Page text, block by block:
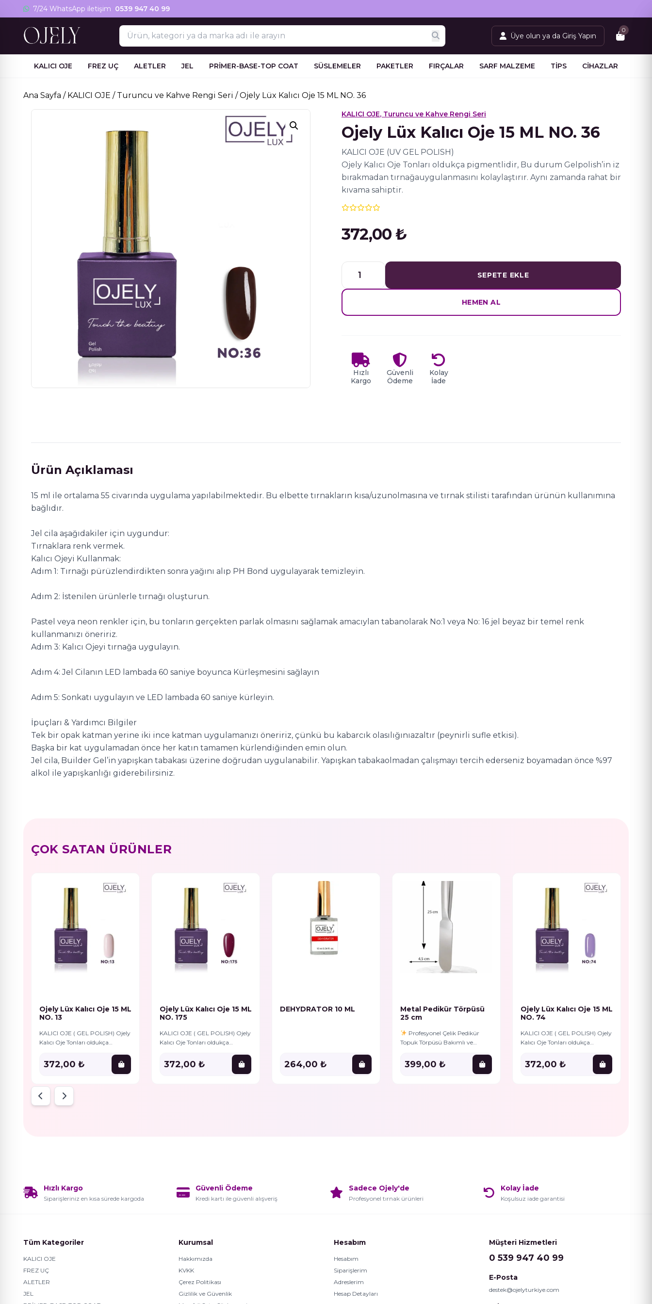
to
content
7/24 WhatsApp iletişim 0539 947 40 99
Üye olun ya da Giriş Yapın
0
KALICI OJE FREZ UÇ ALETLER JEL PRİMER-BASE-TOP COAT SÜSLEMELER PAKETLER FIRÇALAR SARF MALZEME TİPS CİHAZLAR
Ana Sayfa / KALICI OJE / Turuncu ve Kahve Rengi Seri / Ojely Lüx Kalıcı Oje 15 ML NO. 36
KALICI OJE, Turuncu ve Kahve Rengi Seri
Ojely Lüx Kalıcı Oje 15 ML NO. 36
KALICI OJE (UV GEL POLISH)
Ojely Kalıcı Oje Tonları oldukça pigmentlidir, Bu durum Gelpolish’in iz
bırakmadan tırnağauygulanmasını kolaylaştırır. Aynı zamanda rahat bir
kıvama sahiptir.
372,00 ₺
Ojely
Kalıcı
15
SEPETE EKLE
HEMEN AL
Hızlı
Kargo
Güvenli
Ödeme
Kolay
İade
Ürün Açıklaması
15 ml ile ortalama 55 civarında uygulama yapılabilmektedir. Bu elbette tırnakların kısa/uzunolmasına ve tırnak stilisti tarafından ürünün kullanımına
bağlıdır.
Jel cila aşağıdakiler için uygundur:
Tırnaklara renk vermek.
Kalıcı Ojeyi Kullanmak:
Adım 1: Tırnağı pürüzlendirdikten sonra yağını alıp PH Bond uygulayarak temizleyin.
Adım 2: İstenilen ürünlerle tırnağı oluşturun.
Pastel veya neon renkler için, bu tonların gerçekten parlak olmasını sağlamak amacıylan tabanolarak No:1 veya No: 16 jel beyaz bir temel renk
kullanmanızı öneririz.
Adım 3: Kalıcı Ojeyi tırnağa uygulayın.
Adım 4: Jel Cilanın LED lambada 60 saniye boyunca Kürleşmesini sağlayın
Adım 5: Sonkatı uygulayın ve LED lambada 60 saniye kürleyin.
İpuçları & Yardımcı Bilgiler
Tek bir opak katman yerine iki ince katman uygulamanızı öneririz, çünkü bu kabarcık olasılığınıazaltır (peynirli sufle etkisi).
Başka bir kat uygulamadan önce her katın tamamen kürlendiğinden emin olun.
Jel cila, Builder Gel’in yapışkan tabakası üzerine doğrudan uygulanabilir. Yapışkan tabakaolmadan çalışmayı tercih ederseniz boyamadan önce %97
alkol ile yapışkanlığı giderebilirsiniz.
ÇOK SATAN ÜRÜNLER
Ojely Lüx Kalıcı Oje 15 ML
NO. 13
KALICI OJE ( GEL POLISH) Ojely
Kalıcı Oje Tonları oldukça
Gelpolish’in iz bırakmadan
tırnağauygulanmasını
372,00 ₺
Ojely Lüx Kalıcı Oje 15 ML
NO. 175
KALICI OJE ( GEL POLISH) Ojely
Kalıcı Oje Tonları oldukça
Gelpolish’in iz bırakmadan
tırnağauygulanmasını
372,00 ₺
DEHYDRATOR 10 ML
264,00 ₺
Metal Pedikür Törpüsü
25 cm
Profesyonel Çelik Pedikür
Topuk Törpüsü Bakımlı ve
daha kolay! 10 ADET zımpara ile
beraber. Profesyonel
399,00 ₺
Ojely Lüx Kalıcı Oje 15 ML
NO. 74
KALICI OJE ( GEL POLISH) Ojely
Kalıcı Oje Tonları oldukça
Gelpolish’in iz bırakmadan
tırnağauygulanmasını
372,00 ₺
Hızlı Kargo
Siparişleriniz en kısa sürede kargoda
Güvenli Ödeme
Kredi kartı ile güvenli alışveriş
Sadece Ojely'de
Profesyonel tırnak ürünleri
Kolay İade
Koşulsuz iade garantisi
Tüm Kategoriler
KALICI OJE
FREZ UÇ
ALETLER
JEL
Kurumsal
Hakkımızda
KVKK
Çerez Politikası
Gizlilik ve Güvenlik
Hesabım
Hesabım
Siparişlerim
Adreslerim
Hesap Detayları
Müşteri Hizmetleri
0 539 947 40 99
E-Posta
destek@ojelyturkiye.com